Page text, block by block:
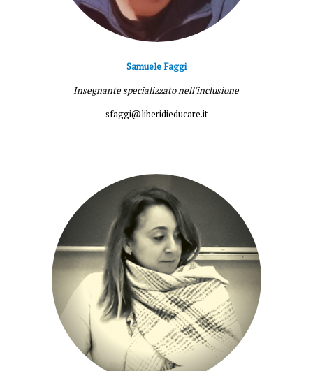
Samuele Faggi
Insegnante specializzato nell'inclusione
sfaggi@liberidieducare.it